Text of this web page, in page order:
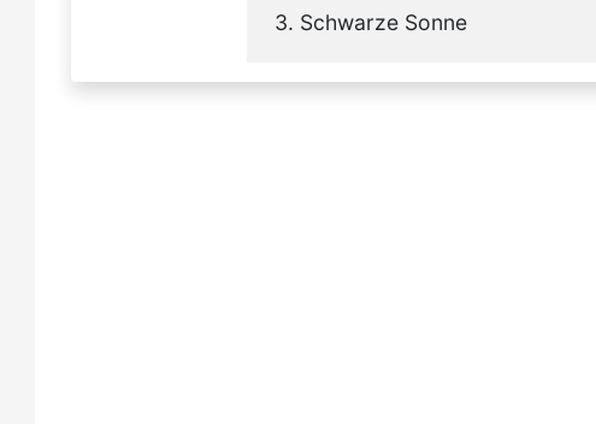
3. Schwarze Sonne